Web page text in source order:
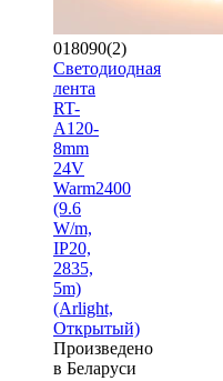
018090(2)
Светодиодная
лента
RT-
A120-
8mm
24V
Warm2400
(9.6
W/m,
IP20,
2835,
5m)
(Arlight,
Открытый)
Произведено
в Беларуси